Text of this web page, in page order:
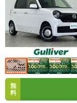
無
料